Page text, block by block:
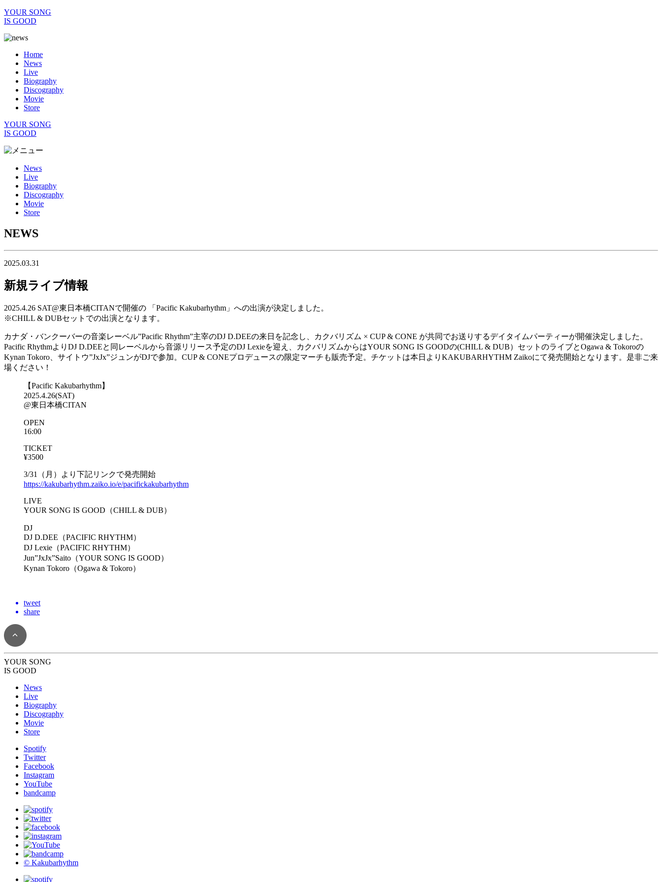
YOUR SONG
IS GOOD
Home
News
Live
Biography
Discography
Movie
Store
YOUR SONG
IS GOOD
News
Live
Biography
Discography
Movie
Store
NEWS
2025.03.31
新規ライブ情報
2025.4.26 SAT@東日本橋CITANで開催の 「Pacific Kakubarhythm」への出演が決定しました。
※CHILL & DUBセットでの出演となります。
カナダ・バンクーバーの音楽レーベル”Pacific Rhythm”主宰のDJ D.DEEの来日を記念し、カクバリズム × CUP & CONE が共同でお送りするデイタイムパーティーが開催決定しました。
Pacific RhythmよりDJ D.DEEと同レーベルから音源リリース予定のDJ Lexieを迎え、カクバリズムからはYOUR SONG IS GOODの(CHILL & DUB）セットのライブとOgawa & Tokoroの
Kynan Tokoro、サイトウ”JxJx”ジュンがDJで参加。CUP & CONEプロデュースの限定マーチも販売予定。チケットは本日よりKAKUBARHYTHM Zaikoにて発売開始となります。是非ご来
場ください！
【Pacific Kakubarhythm】
2025.4.26(SAT)
@東日本橋CITAN
OPEN
16:00
TICKET
¥3500
3/31（月）より下記リンクで発売開始
https://kakubarhythm.zaiko.io/e/pacifickakubarhythm
LIVE
YOUR SONG IS GOOD（CHILL & DUB）
DJ
DJ D.DEE（PACIFIC RHYTHM）
DJ Lexie（PACIFIC RHYTHM）
Jun”JxJx”Saito（YOUR SONG IS GOOD）
Kynan Tokoro（Ogawa & Tokoro）
tweet
share
YOUR SONG
IS GOOD
News
Live
Biography
Discography
Movie
Store
Spotify
Twitter
Facebook
Instagram
YouTube
bandcamp
© Kakubarhythm